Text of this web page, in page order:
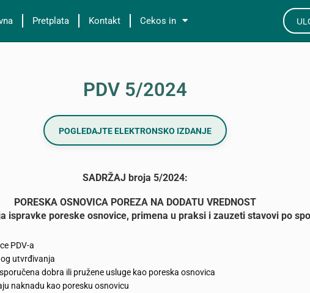
Pretplata Kontakt Cekos in
PDV 5/2024
POGLEDAJTE ELEKTRONSKO IZDANJE
SADRŽAJ broja 5/2024:
PORESKA OSNOVICA POREZA NA DODATU VREDNOST
ispravke poreske osnovice, primena u praksi i zauzeti stavovi po
PDV-a
utvrđivanja
dobra ili pružene usluge kao poreska osnovica
naknadu kao poresku osnovicu